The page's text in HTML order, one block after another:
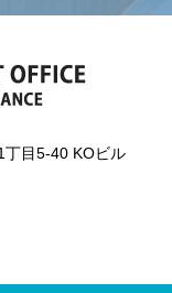
丁目5-40 KOビル